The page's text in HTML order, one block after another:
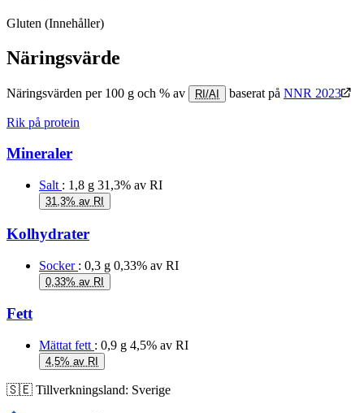
Gluten (Innehåller)
Näringsvärde
Näringsvärden per 100 g och % av RI/AI baserat på NNR 2023
Rik på protein
Mineraler
Salt : 1,8 g 31,3% av RI
31,3% av RI
Kolhydrater
Socker : 0,3 g 0,33% av RI
0,33% av RI
Fett
Mättat fett : 0,9 g 4,5% av RI
4,5% av RI
🇸🇪 Tillverkningsland: Sverige